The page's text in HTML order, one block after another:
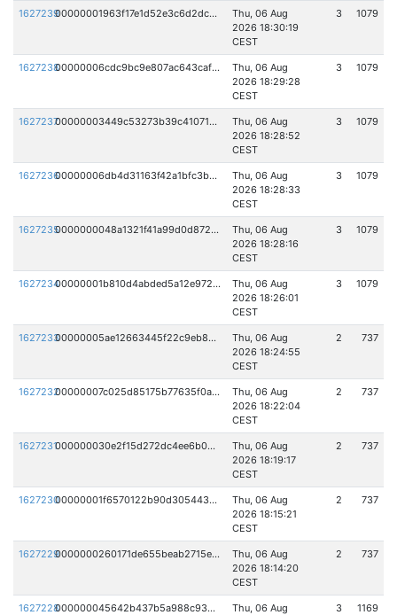
1627239 00000001963f17e1d52e3c6d2dc8de81607e4f18eb00041cb14d7e15afadb647
Thu, 06 Aug
2026 18:30:19
CEST
3 1079
1627238 00000006cdc9bc9e807ac643caf915df4d3965da65a16c1d15897c53ecd8eaf3
Thu, 06 Aug
2026 18:29:28
CEST
3 1079
1627237 00000003449c53273b39c41071522e2088c00dbd9151e6c45d528505ef881da0
Thu, 06 Aug
2026 18:28:52
CEST
3 1079
1627236 00000006db4d31163f42a1bfc3b7c6c753c1ba92861981fb7f78fc82da5273b2
Thu, 06 Aug
2026 18:28:33
CEST
3 1079
1627235 0000000048a1321f41a99d0d87284b4fc41d1219544526976fa28ed2ea1df27a
Thu, 06 Aug
2026 18:28:16
CEST
3 1079
1627234 00000001b810d4abded5a12e9727af6a7740d876a67a0f79dd3b4a4ea83af221
Thu, 06 Aug
2026 18:26:01
CEST
3 1079
1627233 00000005ae12663445f22c9eb8c85f47c702985a3864af7d6043e11e22d5c4ea
Thu, 06 Aug
2026 18:24:55
CEST
2 737
1627232 00000007c025d85175b77635f0a7064ce2a9e86ccfb3c95cad2b43acc8227986
Thu, 06 Aug
2026 18:22:04
CEST
2 737
1627231 000000030e2f15d272dc4ee6b005f2bff134f2a7893b3687f0b1bb6b53b778da
Thu, 06 Aug
2026 18:19:17
CEST
2 737
1627230 00000001f6570122b90d3054438e5f5db3d0fa1fce9c84fb9d5bd3782cd99ead
Thu, 06 Aug
2026 18:15:21
CEST
2 737
1627229 0000000260171de655beab2715ece95126d9c668f66ea80aec009550ec40ac33
Thu, 06 Aug
2026 18:14:20
CEST
2 737
1627228 000000045642b437b5a988c933c40c38e0baf62038ba9eb9eb70746060131eb4
Thu, 06 Aug
3 1169